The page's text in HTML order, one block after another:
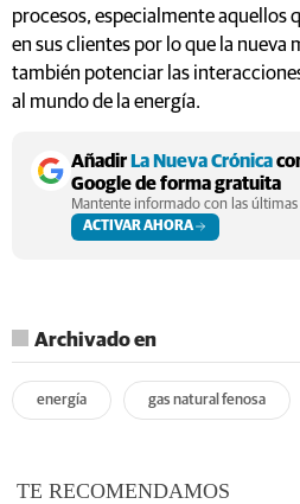
procesos, especialmente aquellos
en sus clientes por lo que la nueva
también potenciar las
al mundo de la energía.
AñadirLa Nueva Crónica
Google de forma gratuita
Mantente informado con las
ACTIVAR AHORA
Archivado en
energía gas natural fenosa
TE RECOMENDAMOS